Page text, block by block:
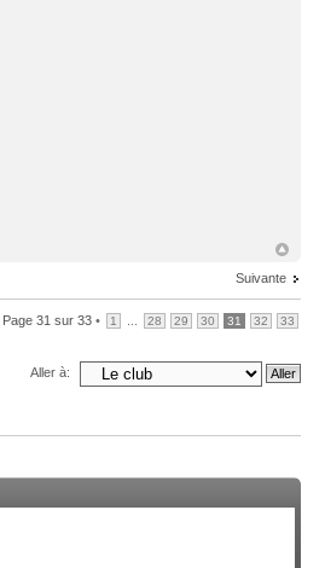
Suivante
Page 31 sur 33 • 1 28 29 30 31 32 33
Aller à: